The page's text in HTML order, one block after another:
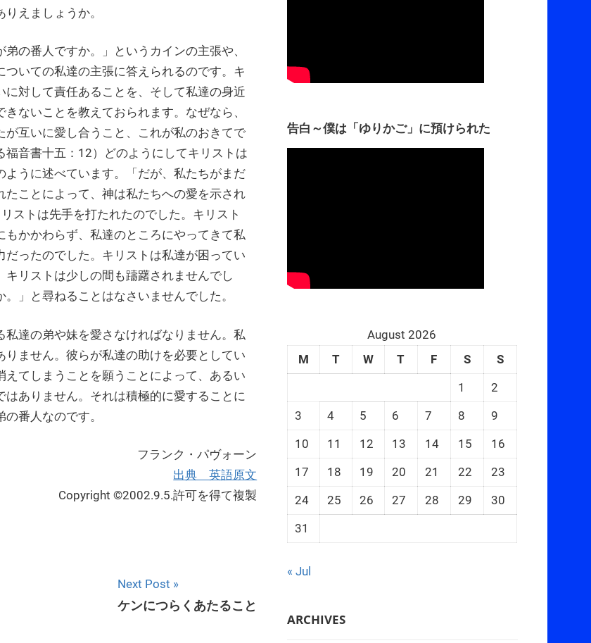
えましょうか。
の番人ですか。」というカインの主張や、
ついての私達の主張に答えられるのです。キ
対して責任あることを、そして私達の身近
ないことを教えておられます。なぜなら、
互いに愛し合うこと、これが私のおきてで
音書十五：12）どのようにしてキリストは
うに述べています。「だが、私たちがまだ
ことによって、神は私たちへの愛を示され
ストは先手を打たれたのでした。キリスト
かかわらず、私達のところにやってきて私
ったのでした。キリストは私達が困ってい
リストは少しの間も躊躇されませんでし
」と尋ねることはなさいませんでした。
達の弟や妹を愛さなければなりません。私
ません。彼らが私達の助けを必要としてい
てしまうことを願うことによって、あるい
ありません。それは積極的に愛することに
番人なのです。
フランク・パヴォーン
出典 英語原文
Copyright ©2002.9.5.許可を得て複製
Next Post
ケンにつらくあたること
告白～僕は「ゆりかご」に預けられた
August 2026
M
T W T F S
S
1
2
3
4 5 6 7 8
9
10
11 12 13 14 15
16
17
18 19 20 21 22
23
24
25 26 27 28 29
30
31
« Jul
ARCHIVES